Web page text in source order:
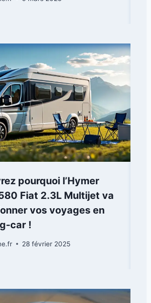
pourquoi l’Hymer
Fiat 2.3L Multijet va
vos voyages en
car !
28 février 2025